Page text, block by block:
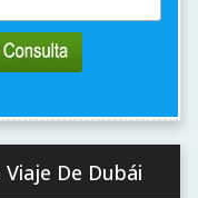
De Dubái